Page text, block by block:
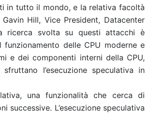
in tutto il mondo, e la relativa facoltà
Hill, Vice President, Datacenter
ricerca svolta su questi attacchi è
delle CPU moderne e
e dei componenti interni della CPU,
l’esecuzione speculativa in
una funzionalità che cerca di
successive. L’esecuzione speculativa